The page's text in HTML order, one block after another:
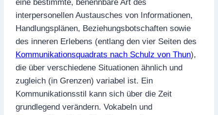
eine bestimmte, benennbare Art des
interpersonellen Austausches von Informationen,
Handlungsplänen, Beziehungsbotschaften sowie
des inneren Erlebens (entlang den vier Seiten des
Kommunikationsquadrats nach Schulz von Thun),
die über verschiedene Situationen ähnlich und
zugleich (in Grenzen) variabel ist. Ein
Kommunikationsstil kann sich über die Zeit
grundlegend verändern. Vokabeln und